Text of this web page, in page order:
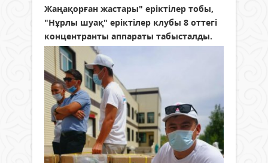
Жаңақорған жастары" еріктілер тобы,
"Нұрлы шуақ" еріктілер клубы 8 оттегі
концентранты аппараты табысталды.